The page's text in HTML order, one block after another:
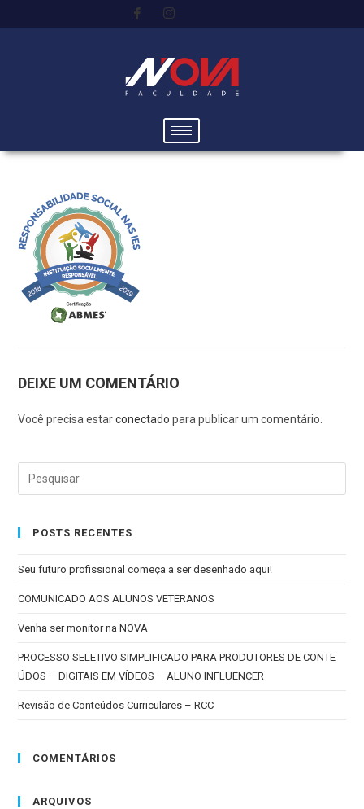
DEIXE UM COMENTÁRIO
Você precisa estarconectado para publicar um comentário.
POSTS RECENTES
Seu futuro profissional começa a ser desenhado aqui!
COMUNICADO AOS ALUNOS VETERANOS
Venha ser monitor na NOVA
PROCESSO SELETIVO SIMPLIFICADO PARA PRODUTORES DE CONTE
ÚDOS – DIGITAIS EM VÍDEOS – ALUNO INFLUENCER
Revisão de Conteúdos Curriculares – RCC
COMENTÁRIOS
ARQUIVOS